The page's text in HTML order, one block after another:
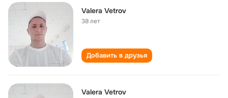
Valera Vetrov
38 лет
Добавить в друзья
Valera Vetrov